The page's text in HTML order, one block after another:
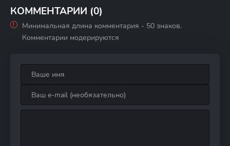
КОММЕНТАРИИ (0)
Минимальная длина комментария - 50 знаков.
Комментарии модерируются